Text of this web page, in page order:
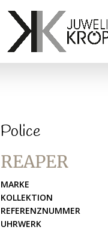
Police
REAPER
MARKE
KOLLEKTION
REFERENZNUMMER
UHRWERK